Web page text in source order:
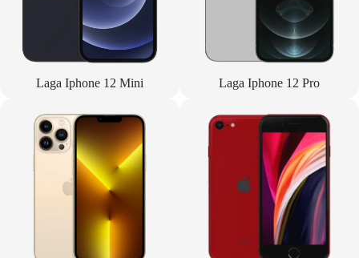
Laga Iphone 12 Mini Laga Iphone 12 Pro